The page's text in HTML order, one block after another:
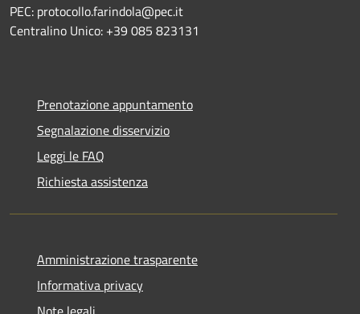
PEC: protocollo.farindola@pec.it
Centralino Unico: +39 085 823131
Prenotazione appuntamento
Segnalazione disservizio
Leggi le FAQ
Richiesta assistenza
Amministrazione trasparente
Informativa privacy